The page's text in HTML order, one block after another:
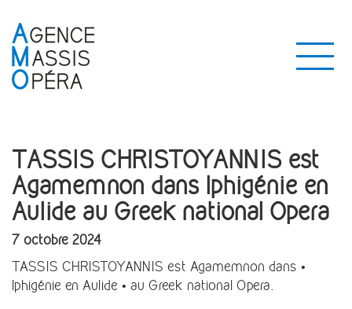
TASSIS CHRISTOYANNIS est
Agamemnon dans Iphigénie en
Aulide au Greek national Opera
7 octobre 2024
TASSIS CHRISTOYANNIS est Agamemnon dans •
Iphigénie en Aulide • au Greek national Opera.